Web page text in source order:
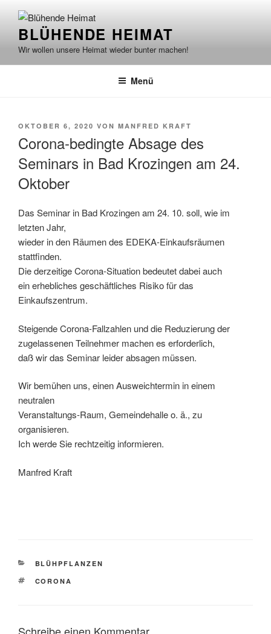
Inhalt
springenBLÜHENDE HEIMAT
Wir wollen unsere Heimat wieder bunter machen!
Menü
VERÖFFENTLICHT
OKTOBER 6, 2020 VON MANFRED KRAFT
Corona-bedingte Absage des
Seminars in Bad Krozingen am 24.
Oktober
Das Seminar in Bad Krozingen am 24. 10. soll, wie im
letzten Jahr,
wieder in den Räumen des EDEKA-Einkaufsräumen
stattfinden.
Die derzeitige Corona-Situation bedeutet dabei auch
ein erhebliches geschäftliches Risiko für das
Einkaufszentrum.
Steigende Corona-Fallzahlen und die Reduzierung der
zugelassenen Teilnehmer machen es erforderlich,
daß wir das Seminar leider absagen müssen.
Wir bemühen uns, einen Ausweichtermin in einem
neutralen
Veranstaltungs-Raum, Gemeindehalle o. ä., zu
organisieren.
Ich werde Sie rechtzeitig informieren.
Manfred Kraft
KATEGORIEN
BLÜHPFLANZEN
SCHLAGWÖRTER
CORONA